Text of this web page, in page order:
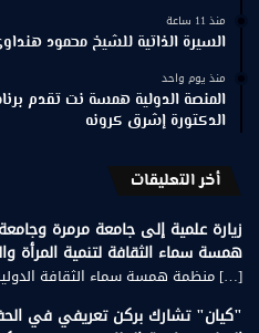
منذ 11 ساعة
السيرة الذاتية للشيخ محمود
منذ يوم واحد
المنصة الدولية همسة نت تقدم
الدكتورة إشرق كرونه
أخر التعليقات
همسة سماء الثقافة لتنمية المرأة
[…] منظمة همسة سماء الثقافة
"كيان" تشارك بركن تعريفي في